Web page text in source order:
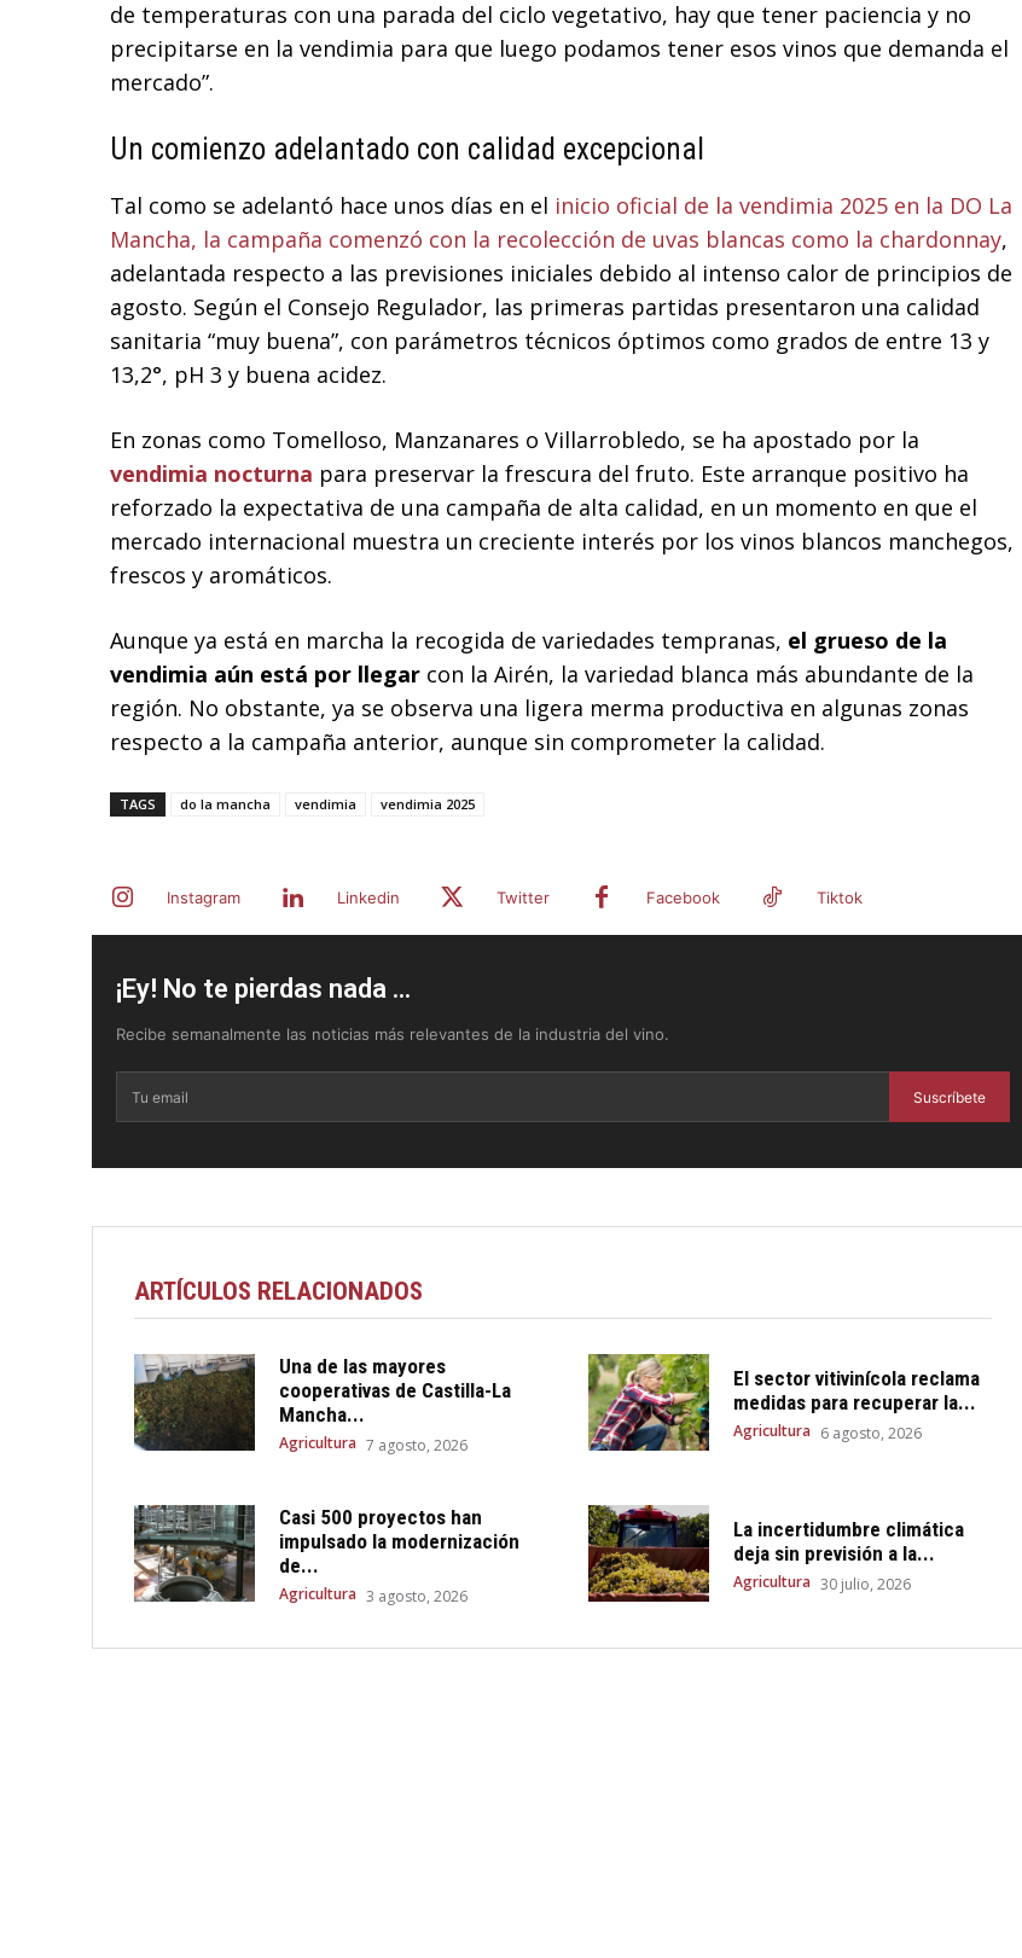
de temperaturas con una parada del ciclo vegetativo, hay que tener paciencia y no
precipitarse en la vendimia para que luego podamos tener esos vinos que demanda el
mercado”.
Un comienzo adelantado con calidad excepcional
Tal como se adelantó hace unos días en el inicio oficial de la vendimia 2025 en la DO La
Mancha, la campaña comenzó con la recolección de uvas blancas como la chardonnay,
adelantada respecto a las previsiones iniciales debido al intenso calor de principios de
agosto. Según el Consejo Regulador, las primeras partidas presentaron una calidad
sanitaria “muy buena”, con parámetros técnicos óptimos como grados de entre 13 y
13,2°, pH 3 y buena acidez.
En zonas como Tomelloso, Manzanares o Villarrobledo, se ha apostado por la
vendimia nocturna para preservar la frescura del fruto. Este arranque positivo ha
reforzado la expectativa de una campaña de alta calidad, en un momento en que el
mercado internacional muestra un creciente interés por los vinos blancos manchegos,
frescos y aromáticos.
Aunque ya está en marcha la recogida de variedades tempranas, el grueso de la
vendimia aún está por llegar con la Airén, la variedad blanca más abundante de la
región. No obstante, ya se observa una ligera merma productiva en algunas zonas
respecto a la campaña anterior, aunque sin comprometer la calidad.
TAGS do la mancha vendimia vendimia 2025
Instagram Linkedin Twitter Facebook Tiktok
¡Ey! No te pierdas nada ...
Recibe semanalmente las noticias más relevantes de la industria del vino.
Suscríbete
ARTÍCULOS RELACIONADOS
Una de las mayores
cooperativas de Castilla-La
Mancha...
Agricultura 7 agosto, 2026
El sector vitivinícola reclama
medidas para recuperar la...
Agricultura 6 agosto, 2026
Casi 500 proyectos han
impulsado la modernización
de...
Agricultura 3 agosto, 2026
La incertidumbre climática
deja sin previsión a la...
Agricultura 30 julio, 2026